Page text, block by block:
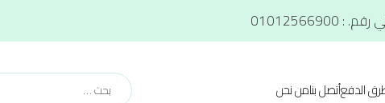
الدفعأتصل بنامن نحن